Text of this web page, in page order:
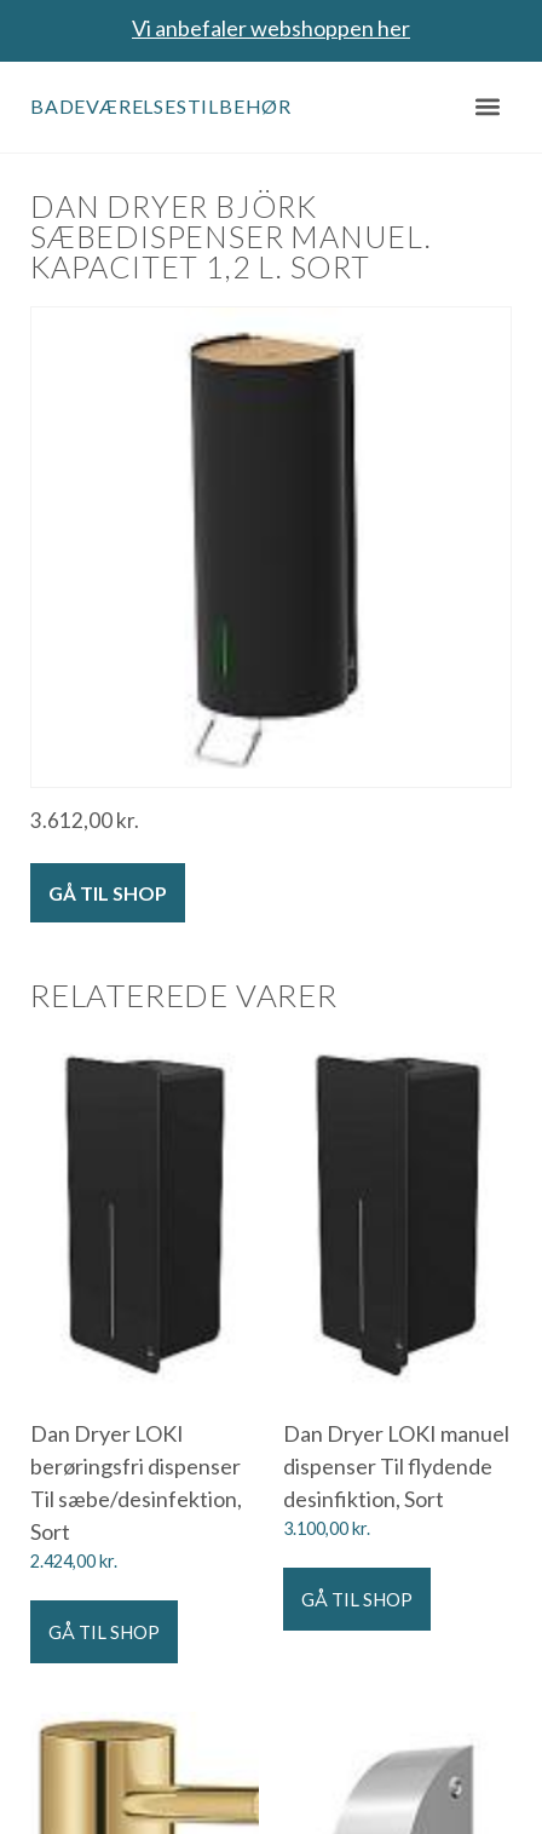
Vi anbefaler webshoppen her
BADEVÆRELSESTILBEHØR
DAN DRYER BJÖRK
SÆBEDISPENSER MANUEL.
KAPACITET 1,2 L. SORT
3.612,00kr.
GÅ TIL SHOP
RELATEREDE VARER
Dan Dryer LOKI
berøringsfri dispenser
Til sæbe/desinfektion,
Sort
2.424,00kr.
GÅ TIL SHOP
Dan Dryer LOKI manuel
dispenser Til flydende
desinfiktion, Sort
3.100,00kr.
GÅ TIL SHOP